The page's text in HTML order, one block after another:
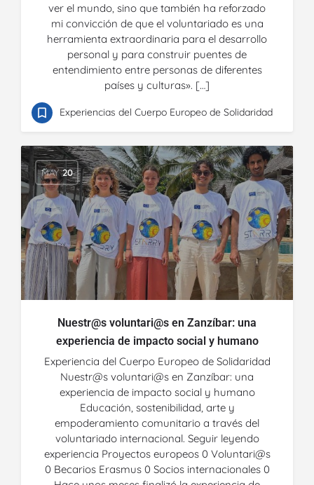
ver el mundo, sino que también ha reforzado
mi convicción de que el voluntariado es una
herramienta extraordinaria para el desarrollo
personal y para construir puentes de
entendimiento entre personas de diferentes
países y culturas». […]
Experiencias del Cuerpo Europeo de Solidaridad
MAY 20
Nuestr@s voluntari@s en Zanzíbar: una
experiencia de impacto social y humano
Experiencia del Cuerpo Europeo de Solidaridad
Nuestr@s voluntari@s en Zanzíbar: una
experiencia de impacto social y humano
Educación, sostenibilidad, arte y
empoderamiento comunitario a través del
voluntariado internacional. Seguir leyendo
experiencia Proyectos europeos 0 Voluntari@s
0 Becarios Erasmus 0 Socios internacionales 0